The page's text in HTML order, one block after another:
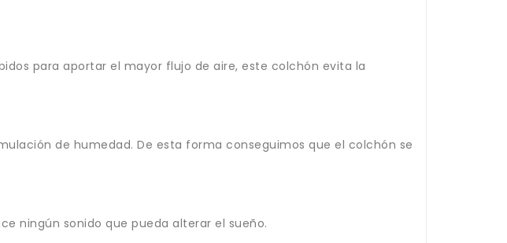
para aportar el mayor flujo de aire, este colchón evita la
de humedad. De esta forma conseguimos que el colchón se
ningún sonido que pueda alterar el sueño.